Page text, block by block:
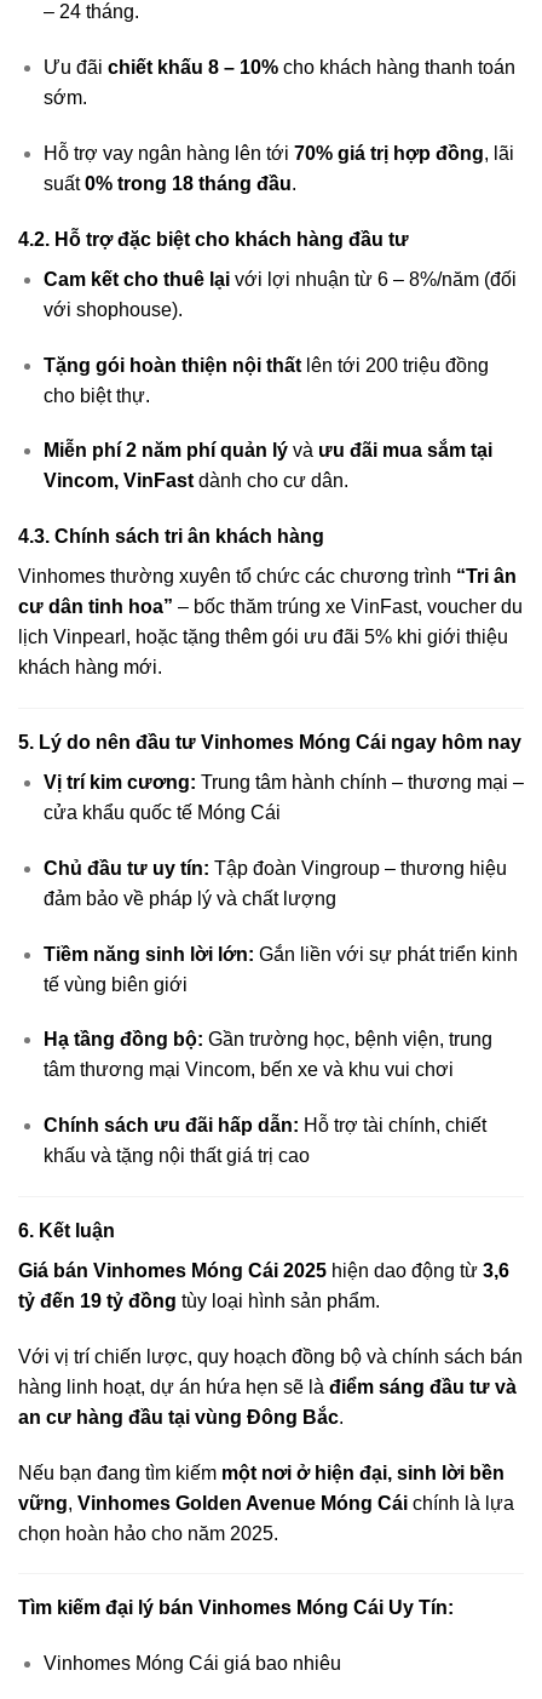
– 24 tháng.
Ưu đãi chiết khấu 8 – 10%cho khách hàng thanh toán
sớm.
Hỗ trợ vay ngân hàng lên tới 70% giá trị hợp đồng, lãi
suất0% trong 18 tháng đầu.
4.2. Hỗ trợ đặc biệt cho khách hàng đầu tư
Cam kết cho thuê lạivới lợi nhuận từ 6 – 8%/năm (đối
với shophouse).
Tặng gói hoàn thiện nội thấtlên tới 200 triệu đồng
cho biệt thự.
Miễn phí 2 năm phí quản lývà ưu đãi mua sắm tại
Vincom, VinFastdành cho cư dân.
4.3. Chính sách tri ân khách hàng
Vinhomes thường xuyên tổ chức các chương trình “Tri ân
cư dân tinh hoa” – bốc thăm trúng xe VinFast, voucher du
lịch Vinpearl, hoặc tặng thêm gói ưu đãi 5% khi giới thiệu
khách hàng mới.
5. Lý do nên đầu tư Vinhomes Móng Cái ngay hôm nay
Vị trí kim cương: Trung tâm hành chính – thương mại –
cửa khẩu quốc tế Móng Cái
Chủ đầu tư uy tín: Tập đoàn Vingroup – thương hiệu
đảm bảo về pháp lý và chất lượng
Tiềm năng sinh lời lớn: Gắn liền với sự phát triển kinh
tế vùng biên giới
Hạ tầng đồng bộ: Gần trường học, bệnh viện, trung
tâm thương mại Vincom, bến xe và khu vui chơi
Chính sách ưu đãi hấp dẫn: Hỗ trợ tài chính, chiết
khấu và tặng nội thất giá trị cao
6. Kết luận
Giá bán Vinhomes Móng Cái 2025 hiện dao động từ 3,6
tỷ đến 19 tỷ đồng tùy loại hình sản phẩm.
Với vị trí chiến lược, quy hoạch đồng bộ và chính sách bán
hàng linh hoạt, dự án hứa hẹn sẽ là điểm sáng đầu tư và
an cư hàng đầu tại vùng Đông Bắc.
Nếu bạn đang tìm kiếm một nơi ở hiện đại, sinh lời bền
vững, Vinhomes Golden Avenue Móng Cái chính là lựa
chọn hoàn hảo cho năm 2025.
Tìm kiếm đại lý bán Vinhomes Móng Cái Uy Tín:
Vinhomes Móng Cái giá bao nhiêu